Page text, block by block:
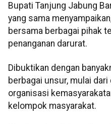
Bupati Tanjung Jabung
yang sama
bersama berbagai pihak
penanganan darurat.
Dibuktikan dengan
berbagai unsur, mulai
organisasi
kelompok masyarakat.